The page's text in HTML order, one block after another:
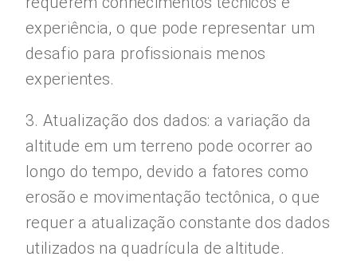
experiência, o que pode representar um
desafio para profissionais menos
experientes.
3. Atualização dos dados: a variação da
altitude em um terreno pode ocorrer ao
longo do tempo, devido a fatores como
erosão e movimentação tectônica, o que
requer a atualização constante dos dados
utilizados na quadrícula de altitude.